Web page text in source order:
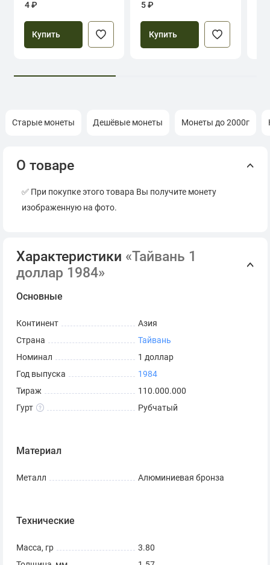
4 ₽
Купить
5 ₽
Купить
Старые монеты Дешёвые монеты Монеты до 2000г
О товаре
✅ При покупке этого товара Вы получите монету
изображенную на фото.
Характеристики «Тайвань 1
доллар 1984»
Основные
Континент
Азия
Страна
Тайвань
Номинал
1 доллар
Год выпуска
1984
Тираж
110.000.000
Гурт
Рубчатый
Материал
Металл Алюминиевая бронза
Технические
Масса, гр
3.80